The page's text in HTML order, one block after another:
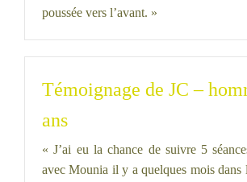
poussée vers l’avant. »
Témoignage de JC –
ans
« J’ai eu la chance de suivre 5
avec Mounia il y a quelques mois dans